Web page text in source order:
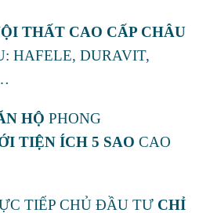
THẤT CAO CẤP CHÂU
HAFELE, DURAVIT,
HỘ PHONG
TIỆN ÍCH 5 SAO CAO
TIẾP CHỦ ĐẦU TƯ CHỈ